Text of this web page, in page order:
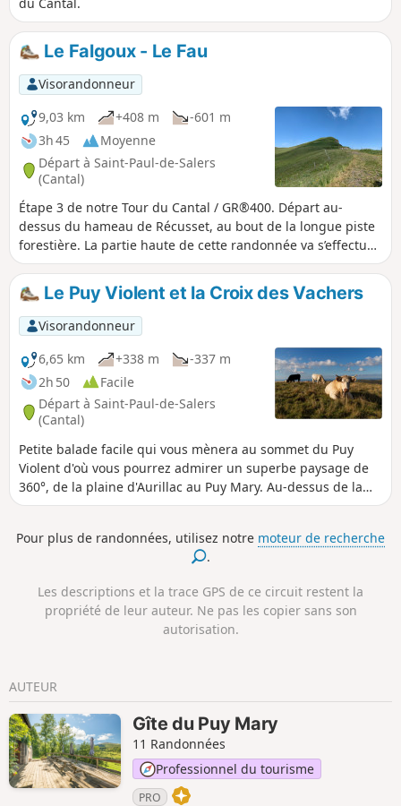
Le Falgoux - Le Fau
Visorandonneur
9,03 km
+408 m
-601 m
3h 45
Moyenne
Départ à Saint-Paul-de-Salers
(Cantal)
Étape 3 de notre Tour du Cantal / GR®400. Départ au-
dessus du hameau de Récusset, au bout de la longue piste
forestière. La partie haute de cette randonnée va s’effectuer
sur des pistes à découvert, sans ombre. La descente même
si certains passages sont ombragés reste exposée.
Le Puy Violent et la Croix des Vachers
Visorandonneur
6,65 km
+338 m
-337 m
2h 50
Facile
Départ à Saint-Paul-de-Salers
(Cantal)
Petite balade facile qui vous mènera au sommet du Puy
Violent d'où vous pourrez admirer un superbe paysage de
360°, de la plaine d'Aurillac au Puy Mary. Au-dessus de la
Croix des Vachers, une table d'orientation vous précisera
Pour plus de randonnées, utilisez notre moteur de recherche
.
Les descriptions et la trace GPS de ce circuit restent la
propriété de leur auteur. Ne pas les copier sans son
autorisation.
AUTEUR
Gîte du Puy Mary
11 Randonnées
Professionnel du tourisme
PRO